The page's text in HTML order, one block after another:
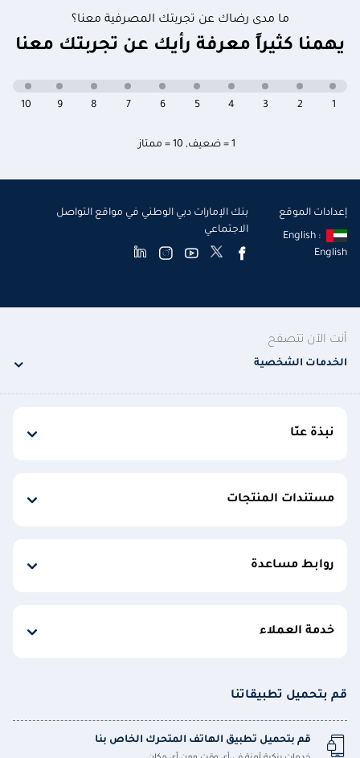
ما مدى رضاك عن تجربتك المصرفية معنا؟
يهمنا كثيراً معرفة رأيك عن تجربتك معنا
1 = ضعيف , 10 = ممتاز
10 9 8 7 6 5 4 3 2 1
إعدادات الموقع
English :
English
بنك الإمارات دبي الوطني في مواقع التواصل
الاجتماعي
أنت الآن تتصفح
الخدمات الشخصية
نبذة عنّا
مستندات المنتجات
روابط مساعدة
خدمة العملاء
قم بتحميل تطبيقاتنا
قم بتحميل تطبيق الهاتف المتحرك الخاص بنا